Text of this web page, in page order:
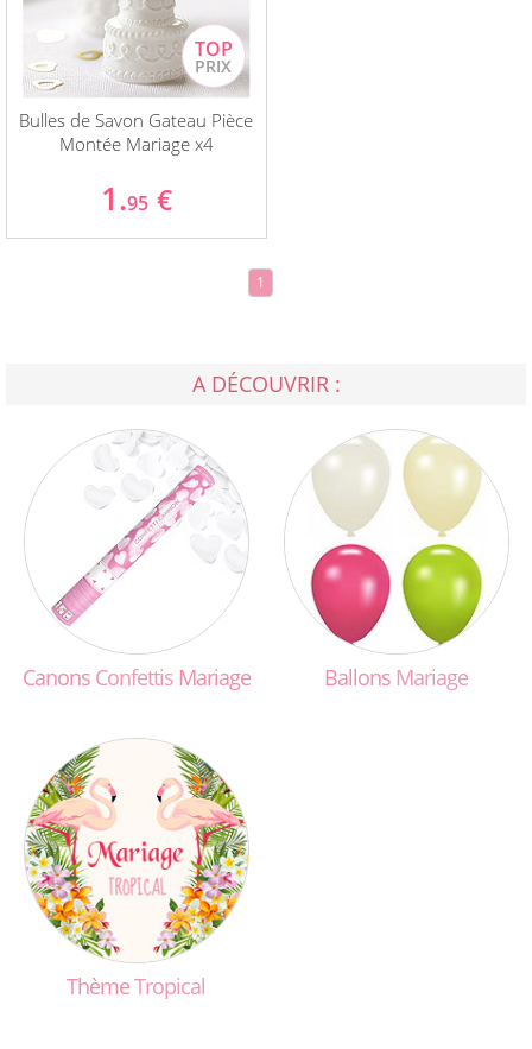
Bulles de Savon Gateau Pièce
Montée Mariage x4
1.95 €
1
A DÉCOUVRIR :
Canons ConfettisMariage Ballons Mariage
ThèmeTropical